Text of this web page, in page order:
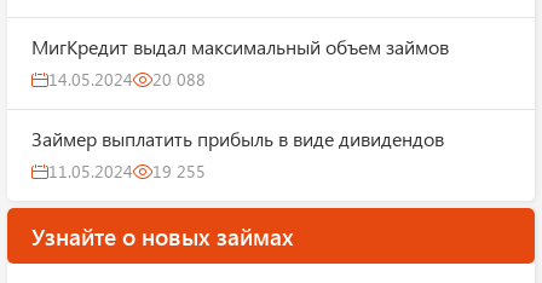
МигКредит выдал максимальный объем займов
14.05.2024 20 088
Займер выплатить прибыль в виде дивидендов
11.05.2024 19 255
Узнайте о новых займах